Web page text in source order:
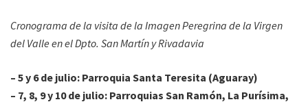
Cronograma de la visita de la Imagen Peregrina de la Virgen
del Valle en el Dpto. San Martín y Rivadavia
– 5 y 6 de julio: Parroquia Santa Teresita (Aguaray)
– 7, 8, 9 y 10 de julio: Parroquias San Ramón, La Purísima,